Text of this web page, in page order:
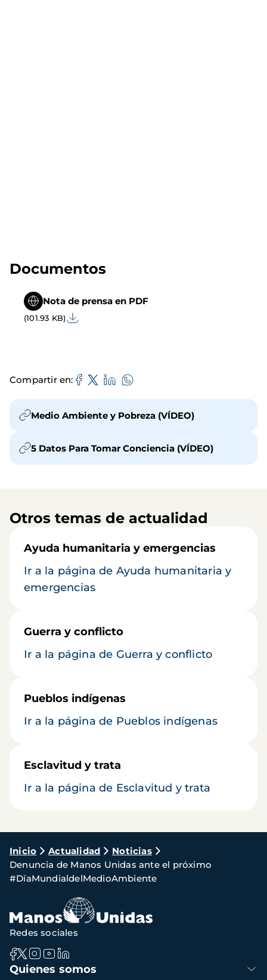
Documentos
Nota de prensa en PDF
(101.93 KB)
Compartir en
Medio Ambiente y Pobreza (VÍDEO)
5 Datos Para Tomar Conciencia (VÍDEO)
Otros temas de actualidad
Ayuda humanitaria y emergencias
Ir a la página de Ayuda humanitaria y
emergencias
Guerra y conflicto
Ir a la página de Guerra y conflicto
Pueblos indígenas
Ir a la página de Pueblos indígenas
Esclavitud y trata
Ir a la página de Esclavitud y trata
Ruta
de
navegación
Inicio Actualidad
Noticias
Denuncia de Manos Unidas ante el próximo
#DíaMundialdelMedioAmbiente
Navegación
Quienes somos
Redes sociales